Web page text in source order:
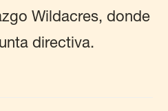
Wildacres, donde
directiva.